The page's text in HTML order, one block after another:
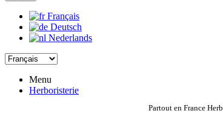
Français
Deutsch
Nederlands
Menu
Herboristerie
Partout en France